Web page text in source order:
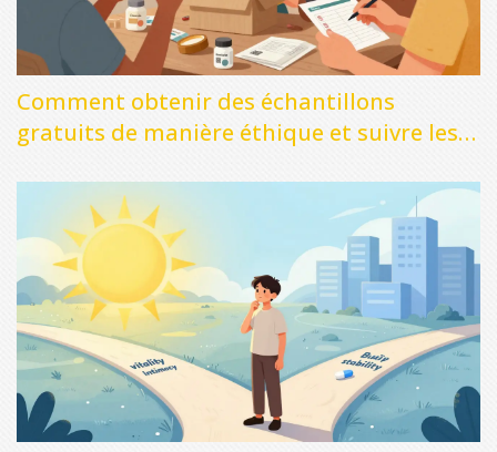
Comment obtenir des échantillons
gratuits de manière éthique et suivre les